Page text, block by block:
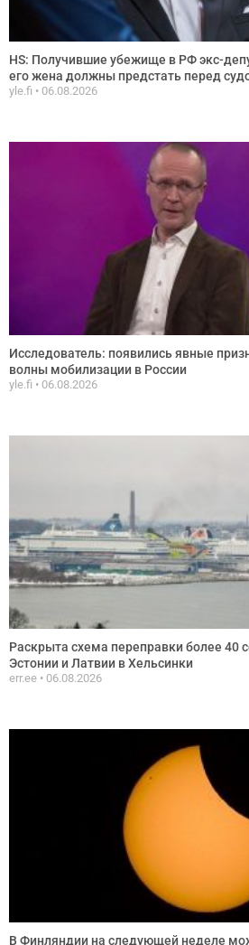
HS: Получившие убежище в РФ экс-
его жена должны предстать перед
yle.fi 06.08.2026
Исследователь: появились явные
волны мобилизации в России
yle.fi 06.08.2026
Раскрыта схема переправки более 40
Эстонии и Латвии в Хельсинки
err.ee 06.08.2026
В Финляндии на следующей неделе